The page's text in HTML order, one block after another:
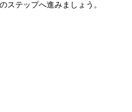
ステップへ進みましょう。